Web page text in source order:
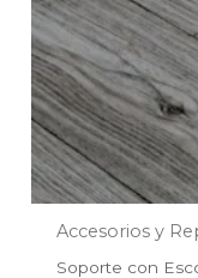
Accesorios y
Soporte con